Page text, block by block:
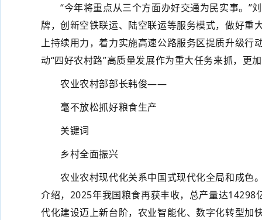
“今年将重点从三个方面办好交通为民实事。”
牌，创新空铁联运、陆空联运等服务模式，做好重
上持续用力，着力实施高速公路服务区提质升级行
动“四好农村路”高质量发展作为重大任务来抓，更
农业农村部部长韩俊——
毫不放松抓好粮食生产
关键词
乡村全面振兴
农业农村现代化关系中国式现代化全局和成色。
介绍，2025年我国粮食再获丰收，总产量达
代化建设迈上新台阶，农业智能化、数字化转型加